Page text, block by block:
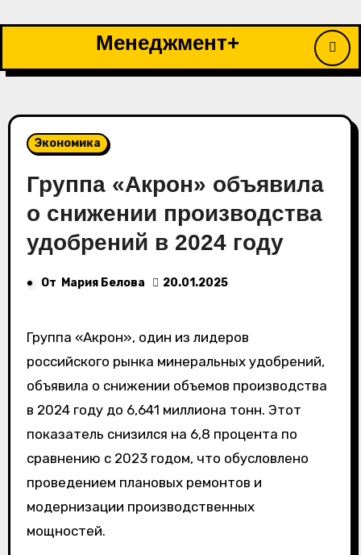
Менеджмент+
Экономика
Группа «Акрон» объявила
о снижении производства
удобрений в 2024 году
От Мария Белова 20.01.2025
Группа «Акрон», один из лидеров
российского рынка минеральных удобрений,
объявила о снижении объемов производства
в 2024 году до 6,641 миллиона тонн. Этот
показатель снизился на 6,8 процента по
сравнению с 2023 годом, что обусловлено
проведением плановых ремонтов и
модернизации производственных
мощностей.